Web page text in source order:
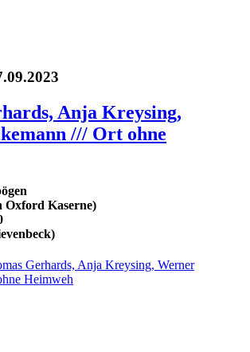
Anja Kreysing,
/// Ort ohne
Oxford Kaserne)